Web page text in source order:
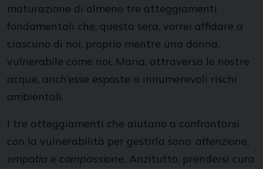
maturazione di almeno tre atteggiamenti
fondamentali che, questa sera, vorrei affidare a
ciascuno di noi, proprio mentre una donna,
vulnerabile come noi, Maria, attraversa le nostre
acque, anch’esse esposte a innumerevoli rischi
ambientali.
I tre atteggiamenti che aiutano a confrontarsi
con la vulnerabilità per gestirla sono: attenzione,
empatia e compassione. Anzitutto, prendersi cura